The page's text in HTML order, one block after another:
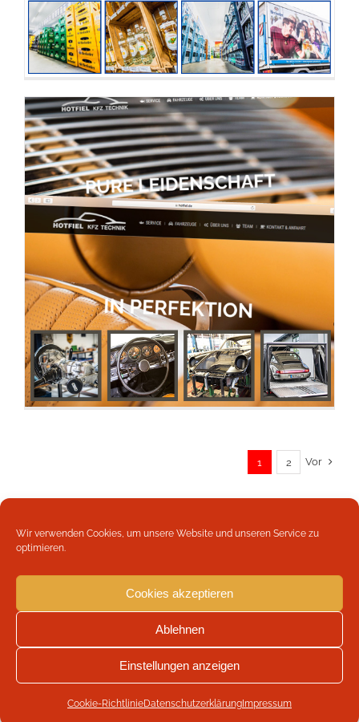
Wir verwenden Cookies, um unsere Website und unseren Service zu
optimieren.
Cookies akzeptieren
Ablehnen
Einstellungen anzeigen
Cookie-RichtlinieDatenschutzerklärung Impressum
1 2 Vor
Copyright 2026 Werbeagentur Böttger | Weber und Schmale
Impressum
FacebookLinkedIn